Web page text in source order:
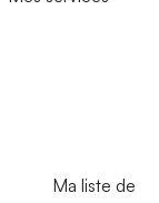
Ma liste de